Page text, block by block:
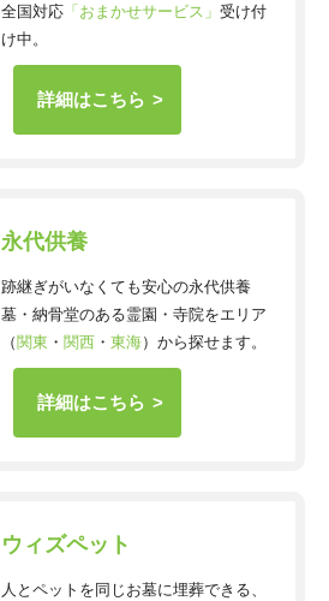
全国対応「おまかせサービス」 受け付
け中。
詳細はこちら
永代供養
跡継ぎがいなくても安心の永代供養
墓・納骨堂のある霊園・寺院をエリア
（ 関東 ・ 関西・ 東海）から探せます。
詳細はこちら
ウィズペット
人とペットを同じお墓に埋葬できる、